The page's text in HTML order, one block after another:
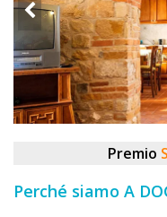
OFFERTE
A
DOG
INFO
Premio
Perché siamo A